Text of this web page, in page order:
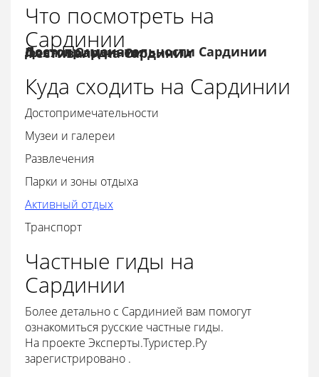
Что посмотреть на
Сардинии
Достопримечательности Сардинии
Пляжи Сардинии
Фестивали на Сардинии
Куда сходить на Сардинии
Достопримечательности
Музеи и галереи
Развлечения
Парки и зоны отдыха
Активный отдых
Транспорт
Частные гиды на
Сардинии
Более детально с Сардинией вам помогут
ознакомиться русские частные гиды.
На проекте Эксперты.Туристер.Ру
зарегистрировано .